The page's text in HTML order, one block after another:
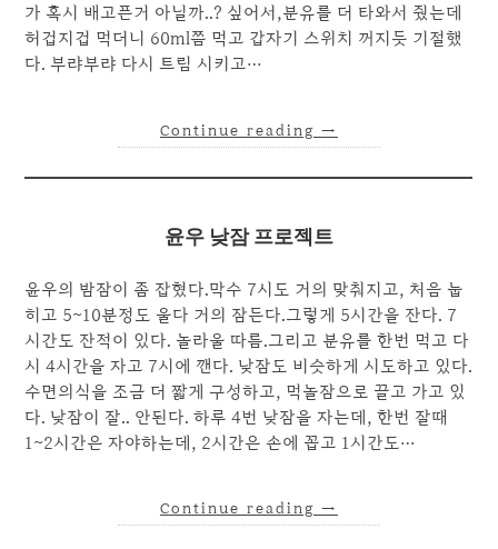
가 혹시 배고픈거 아닐까..? 싶어서,분유를 더 타와서 줬는데
허겁지겁 먹더니 60ml쯤 먹고 갑자기 스위치 꺼지듯 기절했
다. 부랴부랴 다시 트림 시키고…
Continue reading →
윤우 낮잠 프로젝트
윤우의 밤잠이 좀 잡혔다.막수 7시도 거의 맞춰지고, 처음 눕
히고 5~10분정도 울다 거의 잠든다.그렇게 5시간을 잔다. 7
시간도 잔적이 있다. 놀라울 따름.그리고 분유를 한번 먹고 다
시 4시간을 자고 7시에 깬다. 낮잠도 비슷하게 시도하고 있다.
수면의식을 조금 더 짧게 구성하고, 먹놀잠으로 끌고 가고 있
다. 낮잠이 잘.. 안된다. 하루 4번 낮잠을 자는데, 한번 잘때
1~2시간은 자야하는데, 2시간은 손에 꼽고 1시간도…
Continue reading →